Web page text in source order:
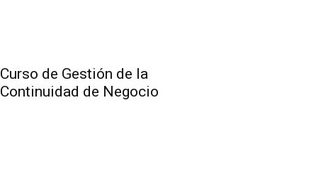
Curso de Gestión de la
Continuidad de Negocio